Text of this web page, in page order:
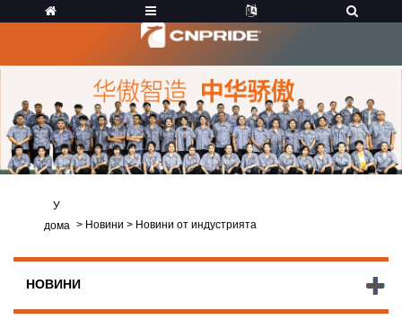
У
дома > Новини > Новини от индустрията
НОВИНИ